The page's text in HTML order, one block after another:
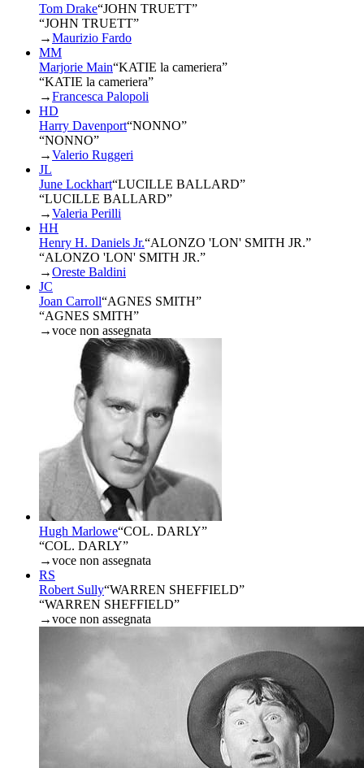
Tom Drake“JOHN TRUETT”
“JOHN TRUETT”
→Maurizio Fardo
MM
Marjorie Main“KATIE la cameriera”
“KATIE la cameriera”
→Francesca Palopoli
HD
Harry Davenport“NONNO”
“NONNO”
→Valerio Ruggeri
JL
June Lockhart“LUCILLE BALLARD”
“LUCILLE BALLARD”
→Valeria Perilli
HH
Henry H. Daniels Jr.“ALONZO 'LON' SMITH JR.”
“ALONZO 'LON' SMITH JR.”
→Oreste Baldini
JC
Joan Carroll“AGNES SMITH”
“AGNES SMITH”
→voce non assegnata
Hugh Marlowe“COL. DARLY”
“COL. DARLY”
→voce non assegnata
RS
Robert Sully“WARREN SHEFFIELD”
“WARREN SHEFFIELD”
→voce non assegnata